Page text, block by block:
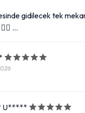
gidilecek tek
…
U*****